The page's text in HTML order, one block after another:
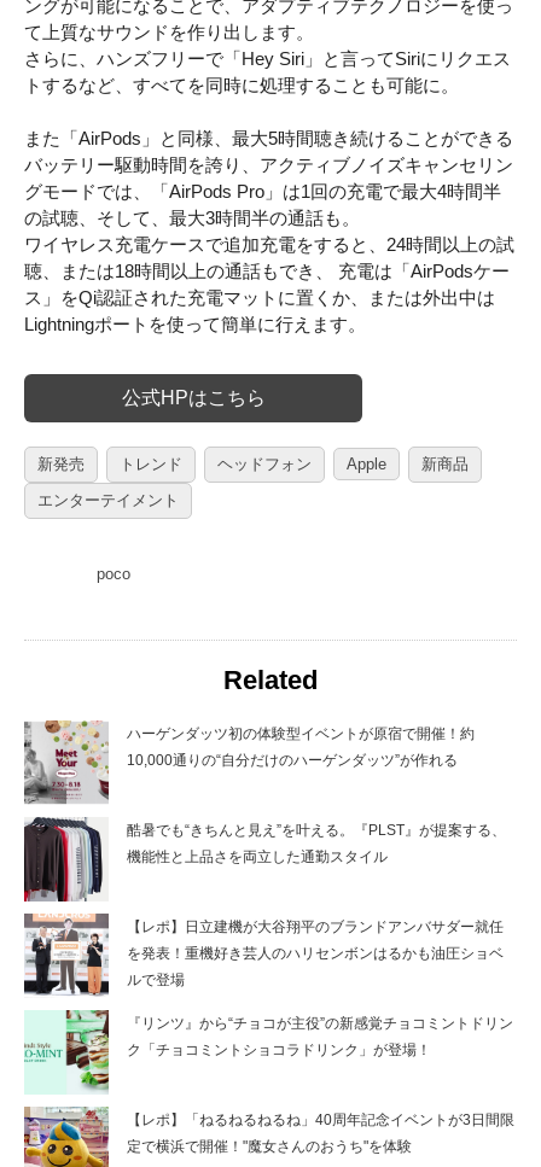
ングが可能になることで、アダプティブテクノロジーを使っ
て上質なサウンドを作り出します。
さらに、ハンズフリーで「Hey Siri」と言ってSiriにリクエス
トするなど、すべてを同時に処理することも可能に。
また「AirPods」と同様、最大5時間聴き続けることができる
バッテリー駆動時間を誇り、アクティブノイズキャンセリン
グモードでは、「AirPods Pro」は1回の充電で最大4時間半
の試聴、そして、最大3時間半の通話も。
ワイヤレス充電ケースで追加充電をすると、24時間以上の試
聴、または18時間以上の通話もでき、 充電は「AirPodsケー
ス」をQi認証された充電マットに置くか、または外出中は
Lightningポートを使って簡単に行えます。
公式HPはこちら
新発売 トレンド ヘッドフォン Apple
新商品
エンターテイメント
poco
Related
ハーゲンダッツ初の体験型イベントが原宿で開催！約
10,000通りの“自分だけのハーゲンダッツ”が作れる
酷暑でも“きちんと見え”を叶える。『PLST』が提案する、
機能性と上品さを両立した通勤スタイル
【レポ】日立建機が大谷翔平のブランドアンバサダー就任
を発表！重機好き芸人のハリセンボンはるかも油圧ショベ
ルで登場
『リンツ』から“チョコが主役”の新感覚チョコミントドリン
ク「チョコミントショコラドリンク」が登場！
【レポ】「ねるねるねるね」40周年記念イベントが3日間限
定で横浜で開催！"魔女さんのおうち"を体験